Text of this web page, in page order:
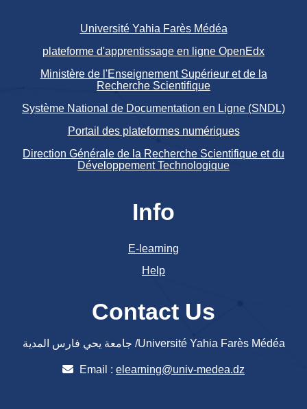
Université Yahia Farès Médéa
plateforme d'apprentissage en ligne OpenEdx
Ministère de l'Enseignement Supérieur et de la
Recherche Scientifique
Système National de Documentation en Ligne (SNDL)
Portail des plateformes numériques
Direction Générale de la Recherche Scientifique et du
Développement Technologique
Info
E-learning
Help
Contact Us
جامعة يحي فارس المدية /Université Yahia Farès Médéa
Email : elearning@univ-medea.dz